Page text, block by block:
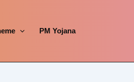
PM Yojana